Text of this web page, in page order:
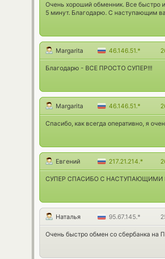
Очень хороший обменник. Все быстро
5 минут. Благодарю. С наступающим
Margarita 46.146.51.*
Благодарю - ВСЕ ПРОСТО СУПЕР!!!
Margarita 46.146.51.*
Спасибо, как всегда оперативно, я
Евгений 217.21.214.*
СУПЕР СПАСИБО С НАСТУПАЮЩИМИ
Наталья 95.67.145.*
Очень быстро обмен со сбербанка на